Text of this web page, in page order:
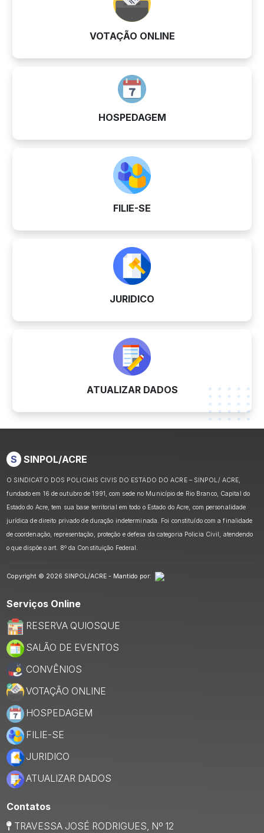
VOTAÇÃO ONLINE
HOSPEDAGEM
FILIE-SE
JURIDICO
ATUALIZAR DADOS
S SINPOL/ACRE
O SINDICATO DOS POLICIAIS CIVIS DO ESTADO DO ACRE – SINPOL/ ACRE,
fundado em 16 de outubro de 1991, com sede no Município de Rio Branco, Capital do
Estado do Acre, tem sua base territorial em todo o Estado do Acre, com personalidade
jurídica de direito privado de duração indeterminada. Foi constituído com a finalidade
de coordenação, representação, proteção e defesa da categoria Policia Civil, atendendo
o que dispõe o art. 8º da Constituição Federal.
Copyright © 2026 SINPOL/ACRE - Mantido por:
Serviços Online
RESERVA QUIOSQUE
SALÃO DE EVENTOS
CONVÊNIOS
VOTAÇÃO ONLINE
HOSPEDAGEM
FILIE-SE
JURIDICO
ATUALIZAR DADOS
Contatos
TRAVESSA JOSÉ RODRIGUES, Nº 12